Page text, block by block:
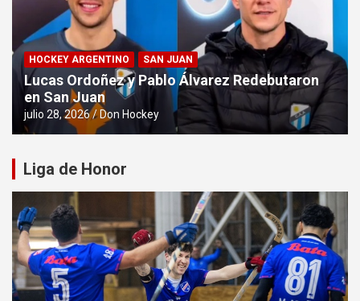
HOCKEY ARGENTINO SAN JUAN
Lucas Ordoñez y Pablo Álvarez Redebutaron
en San Juan
julio 28, 2026 Don Hockey
Liga de Honor